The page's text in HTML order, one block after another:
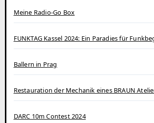
Meine Radio-Go Box
FUNKTAG Kassel 2024: Ein Paradies für
Ballern in Prag
Restauration der Mechanik eines BRAUN
DARC 10m Contest 2024